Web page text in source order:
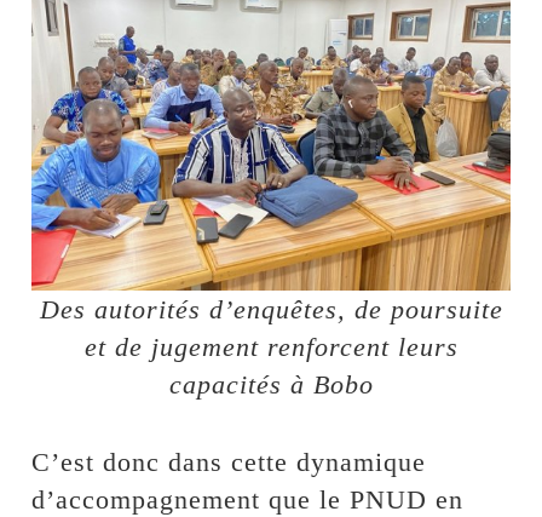
Des autorités d’enquêtes, de poursuite
et de jugement renforcent leurs
capacités à Bobo
C’est donc dans cette dynamique
d’accompagnement que le PNUD en